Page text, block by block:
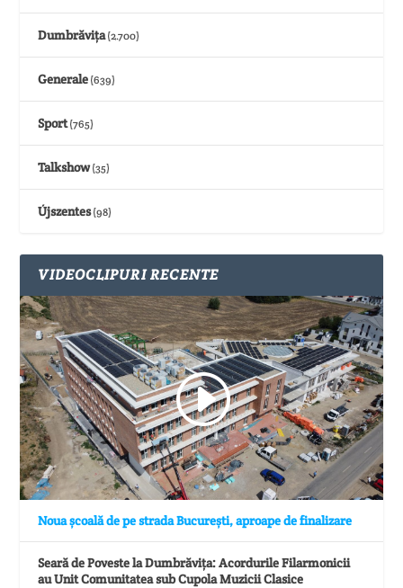
Dumbrăvița(2.700)
Generale (639)
Sport(765)
Talkshow(35)
Újszentes(98)
VIDEOCLIPURI RECENTE
Noua școală de pe strada București, aproape de finalizare
Seară de Poveste la Dumbrăvița: Acordurile Filarmonicii
au Unit Comunitatea sub Cupola Muzicii Clasice